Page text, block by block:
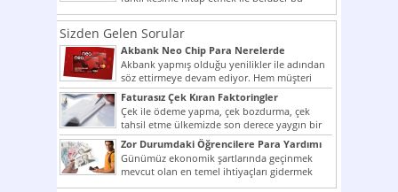
noktada son...
Sizden Gelen Sorular
Akbank Neo Chip Para Nerelerde
Kullanılır?
Akbank yapmış olduğu yenilikler ile adından
söz ettirmeye devam ediyor. Hem müşteri
potansiyelini arttırmak hem...
Faturasız Çek Kıran Faktoringler
Çek ile ödeme yapma, çek bozdurma, çek
tahsil etme ülkemizde son derece yaygın bir
şekilde...
Zor Durumdaki Öğrencilere Para Yardımı
Günümüz ekonomik şartlarında geçinmek
mevcut olan en temel ihtiyaçları gidermek
dahi son derece zor olmak...